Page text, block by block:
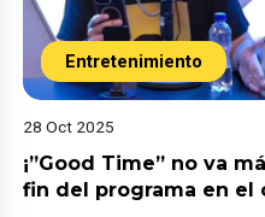
Entretenimiento
28 Oct 2025
¡”Good Time” no va
fin del programa en el